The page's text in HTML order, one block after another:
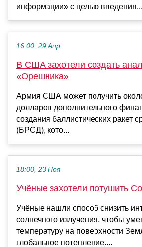
информации» с целью введения...
16:00, 29 Апр
В США захотели создать
«Орешника»
Армия США может получить
долларов дополнительного
создания баллистических ракет
(БРСД), кото...
18:00, 23 Ноя
Учёные захотели потушить
Учёные нашли способ снизить
солнечного излучения, чтобы
температуру на поверхности
глобальное потепление....